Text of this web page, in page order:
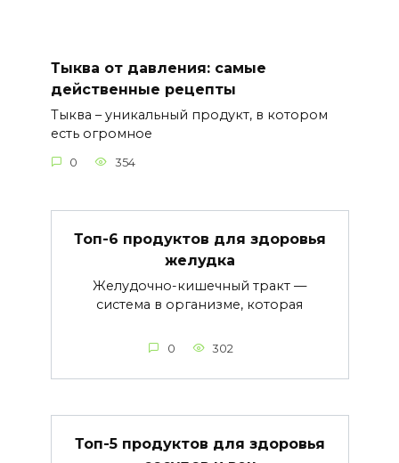
Тыква от давления: самые
действенные рецепты
Тыква – уникальный продукт, в котором
есть огромное
0 354
Топ-6 продуктов для здоровья
желудка
Желудочно-кишечный тракт —
система в организме, которая
0 302
Топ-5 продуктов для здоровья